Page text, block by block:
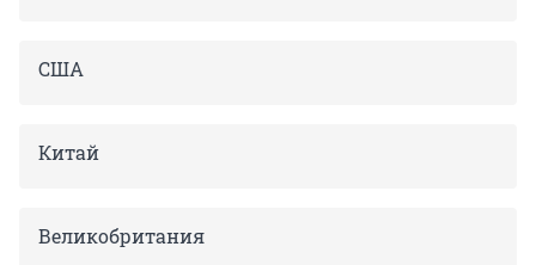
США
Китай
Великобритания